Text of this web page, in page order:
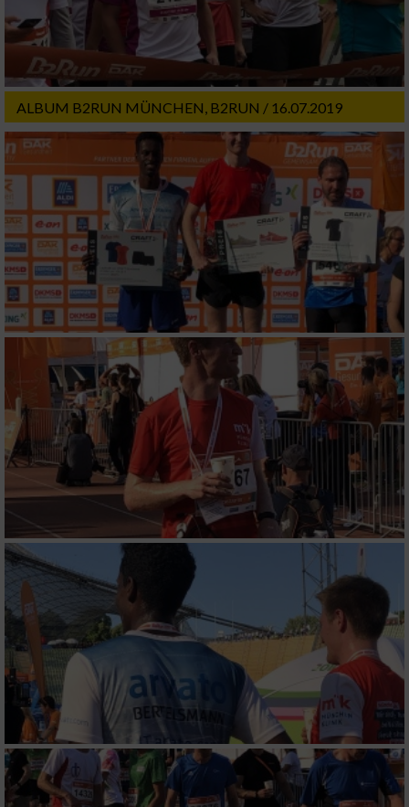
ALBUM B2RUN MÜNCHEN, B2RUN / 16.07.2019
Wir nutzen Ihre Daten für folgende Zwecke:
IAB-Verarbeitungszwecke:
Speichern von oder Zugriff auf Informationen
auf einem Endgerät
Verwendung reduzierter Daten zur Auswahl
von Werbeanzeigen
Erstellung von Profilen für personalisierte
Werbung
Verwendung von Profilen zur Auswahl
personalisierter Werbung
Erstellung von Profilen zur Personalisierung
von Inhalten
Verwendung von Profilen zur Auswahl
personalisierter Inhalte
Messung der Werbeleistung
Messung der Performance von Inhalten
Analyse von Zielgruppen durch Statistiken
oder Kombinationen von Daten aus
verschiedenen Quellen
Entwicklung und Verbesserung der Angebote
Verwendung reduzierter Daten zur Auswahl
von Inhalten
IAB-Besonderheiten:
Verwendung genauer Standortdaten
Geräte anhand von aktiv angeforderten
Informationen identifizieren